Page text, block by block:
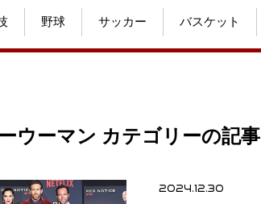
野球 サッカー バスケット
ウーマン カテゴリーの記事
2024.12.30